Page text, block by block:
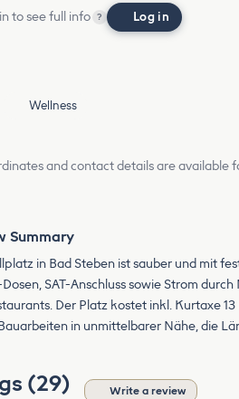
to see full info ? Log in
Wellness
and contact details are available
Summary
in Bad Steben ist sauber und mit
SAT-Anschluss sowie Strom
Der Platz kostet inkl. Kurtaxe
in unmittelbarer Nähe, die
(29) Write a review